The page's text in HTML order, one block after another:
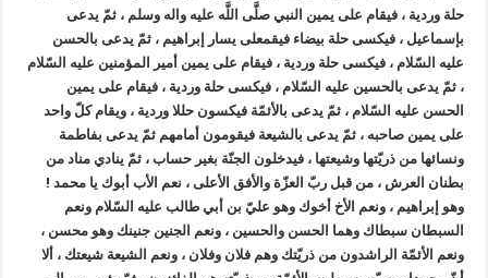
حلة وردية ، فيقام على يمين النبي صلَّى اللَّه عليه واله وسلم ، ثمّ يدعى
بإسماعيل ، فيكسى حلة بيضاء فيقمعلى يسار إبراهيم ، ثمّ يدعى بالحسن
عليه السّلام ، فيكسى حلة وردية ، فيقام على يمين أمير المؤمنين عليه السّلام
، ثمّ يدعى بالحسين عليه السّلام ، فيكسى حلة وردية ، فيقام على يمين
الحسن عليه السّلام ، ثمّ يدعى بالأئمّة فيكسون حللا وردية ، ويقام كلّ واحد
على يمين صاحبه ، ثمّ يدعى بالشيعة فيقومون أمامهم ثمّ يدعى بفاطمة
ونسائها من ذريّتها وشيعتها ، فيدخلون الجنّة بغير حساب ، ثمّ ينادي مناد من
بطنان العرش ، من قبل ربّ العزّة والأفق الأعلى ، نعم الأب أبوك يا محمد !
وهو إبراهيم ، ونعم الأخ أخوك وهو عليّ بن أبي طالب عليه السّلام ونعم
السبطان سبطاك وهما الحسن والحسين ، ونعم الجنين جنينك وهو محسن ،
ونعم الأئمّة الراشدون من ذريّتك وهم فلان وفلان ، ونعم الشيعة شيعتك ، ألا